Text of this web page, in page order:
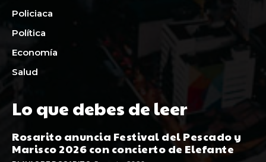
Policiaca
Política
Economía
Salud
Lo que debes de leer
Rosarito anuncia Festival del Pescado y
Marisco 2026 con concierto de Elefante